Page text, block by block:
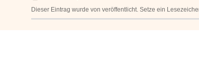
Dieser Eintrag wurde von veröffentlicht. Setze ein